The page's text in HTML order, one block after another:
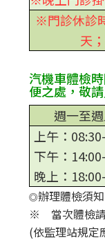
※門診休診
天
汽機車體檢
便之處，敬
週一至
上午：
下午：
晚上：
◎辦理體檢須知
※ 當次體檢
(依監理站規定